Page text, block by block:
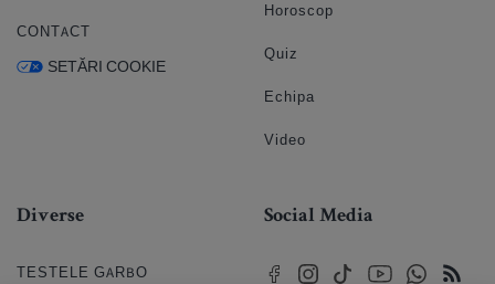
CONTACT
SETĂRI COOKIE
Horoscop
Quiz
Echipa
Video
Diverse
TESTELE GARBO
Social Media